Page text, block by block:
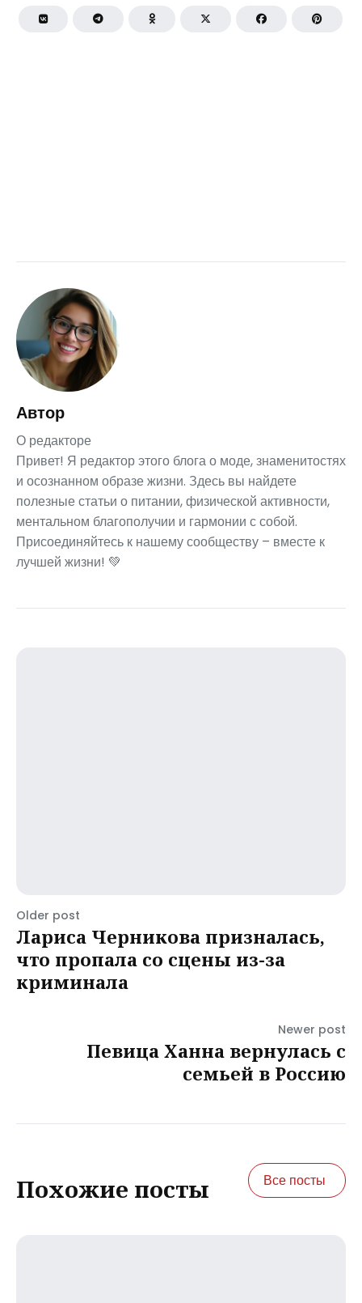
Автор
О редакторе
Привет! Я редактор этого блога о моде, знаменитостях
и осознанном образе жизни. Здесь вы найдете
полезные статьи о питании, физической активности,
ментальном благополучии и гармонии с собой.
Присоединяйтесь к нашему сообществу – вместе к
лучшей жизни! 💚
Older post
Лариса Черникова призналась,
что пропала со сцены из-за
криминала
Newer post
Певица Ханна вернулась с
семьей в Россию
Похожие посты Все посты